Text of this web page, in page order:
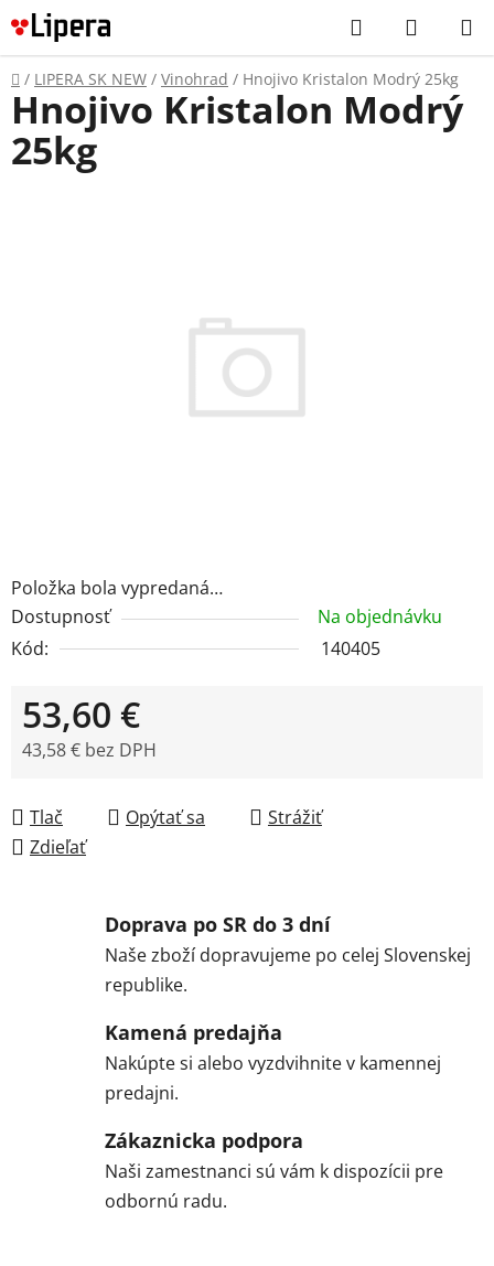
Prejsť
na
obsah
Hľadať
KOŠÍK
Domov
/ LIPERA SK NEW / Vinohrad / Hnojivo Kristalon Modrý 25kg
Položka bola vypredaná…
Dostupnosť
Na objednávku
Kód:
140405
53,60 €
43,58 € bez DPH
Tlač
Opýtať sa
Strážiť
Zdieľať
Hnojivo Kristalon Modrý
25kg
Doprava po SR do 3 dní
Naše zboží dopravujeme po celej Slovenskej
republike.
Kamená predajňa
Nakúpte si alebo vyzdvihnite v kamennej
predajni.
Zákaznicka podpora
Naši zamestnanci sú vám k dispozícii pre
odbornú radu.